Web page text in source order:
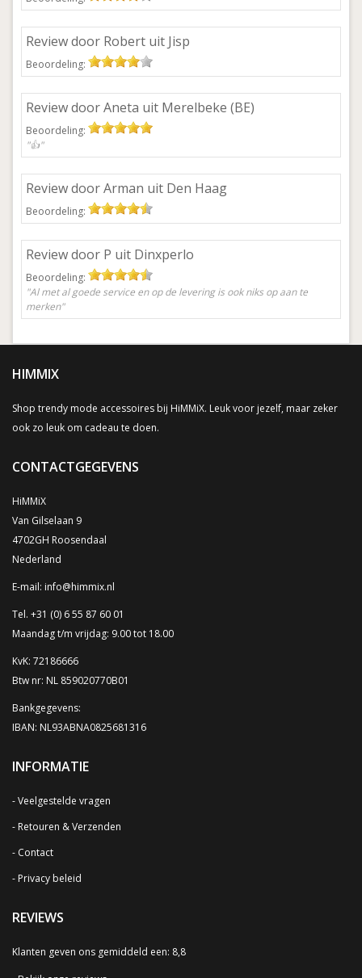
Review door Robert uit Jisp
Beoordeling:
Review door Aneta uit Merelbeke (BE)
Beoordeling:
"👍"
Review door Arman uit Den Haag
Beoordeling:
Review door P uit Dinxperlo
Beoordeling:
"Al met al goede service en op de levering is ook niks op aan te
merken"
HIMMIX
Shop trendy mode accessoires bij HiMMiX. Leuk voor jezelf, maar zeker
ook zo leuk om cadeau te doen.
CONTACTGEGEVENS
HiMMiX
Van Gilselaan 9
4702GH Roosendaal
Nederland
E-mail: info@himmix.nl
Tel. +31 (0) 6 55 87 60 01
Maandag t/m vrijdag: 9.00 tot 18.00
KvK: 72186666
Btw nr: NL 859020770B01
Bankgegevens:
IBAN: NL93ABNA0825681316
INFORMATIE
Veelgestelde vragen
Retouren & Verzenden
Contact
Privacy beleid
REVIEWS
Klanten geven ons gemiddeld een: 8,8